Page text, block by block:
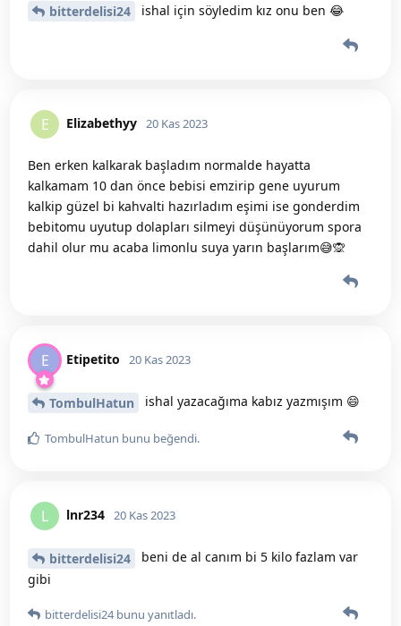
bitterdelisi24 ishal için söyledim kız onu ben 😂
E Elizabethyy 20 Kas 2023
Ben erken kalkarak başladım normalde hayatta
kalkamam 10 dan önce bebisi emzirip gene uyurum
kalkip güzel bi kahvalti hazırladım eşimi ise gonderdim
bebitomu uyutup dolapları silmeyi düşünüyorum spora
dahil olur mu acaba limonlu suya yarın başlarım😅🙊
E Etipetito 20 Kas 2023
TombulHatun ishal yazacağıma kabız yazmışım 😄
TombulHatun bunu beğendi.
L lnr234 20 Kas 2023
bitterdelisi24
beni de al canım bi 5 kilo fazlam var
gibi
bitterdelisi24bunu yanıtladı.